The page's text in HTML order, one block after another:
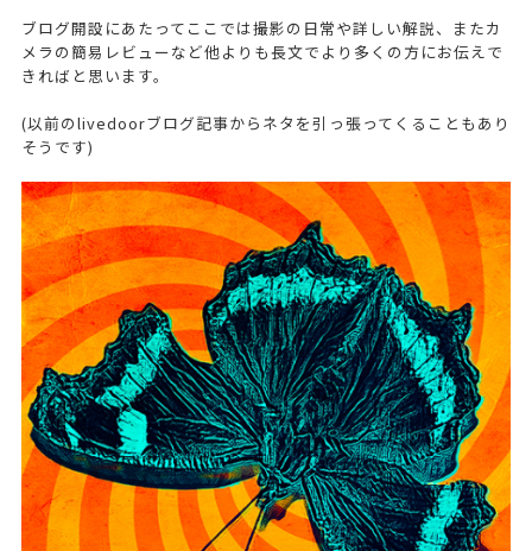
ブログ開設にあたってここでは撮影の日常や詳しい解説、またカ
メラの簡易レビューなど他よりも長文でより多くの方にお伝えで
きればと思います。
(以前のlivedoorブログ記事からネタを引っ張ってくることもあり
そうです)